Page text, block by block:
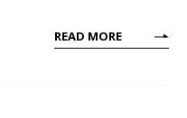
READ MORE